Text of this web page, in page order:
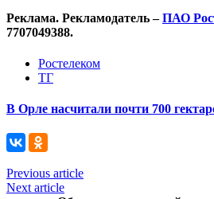
Реклама. Рекламодатель –ПАО
7707049388.
Ростелеком
ТГ
В Орле насчитали почти 700
Previous article
Next article